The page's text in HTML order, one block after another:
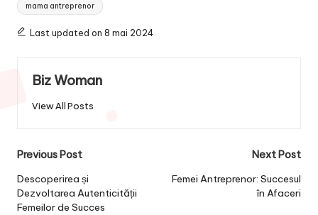
mama antreprenor
Last updated on 8 mai 2024
Biz Woman
View All Posts
Post
navigation
Previous Post
Descoperirea și
Dezvoltarea Autenticității
Femeilor de Succes
Next Post
Femei Antreprenor: Succesul
în Afaceri